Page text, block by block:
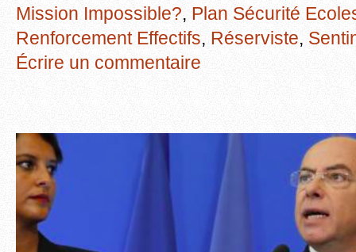
Mission Impossible?, Plan Sécurité
Renforcement Effectifs, Réserviste,
Écrire un commentaire